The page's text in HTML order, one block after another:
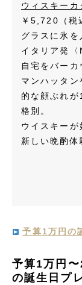
ウィスキー
￥5,720（税
グラスに氷を
イタリア発〈
自宅をバーカ
マンハッタ
的な顔ぶれ
格別。
ウイスキーが
新しい晩酌体
予算1万円の
予算1万円
の誕生日プ